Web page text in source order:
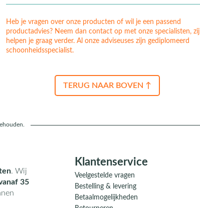
Heb je vragen over onze producten of wil je een passend
productadvies? Neem dan contact op met onze specialisten, zij
helpen je graag verder. Al onze adviseuses zijn gediplomeerd
schoonheidsspecialist.
TERUG NAAR BOVEN ↑
. Wij
35
Klantenservice
Veelgestelde vragen
Bestelling & levering
Betaalmogelijkheden